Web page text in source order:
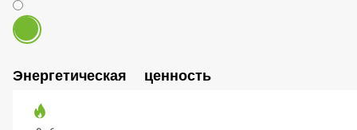
Энергетическая ценность